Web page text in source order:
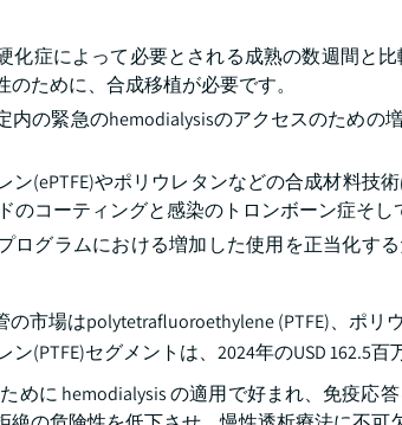
化症によって必要とされる成熟の数週間と
ために、合成移植が必要です。
内の緊急のhemodialysisのアクセスのため
ン(ePTFE)やポリウレタンなどの合成材料技
のコーティングと感染のトロンボーン症そし
ログラムにおける増加した使用を正当化す
市場はpolytetrafluoroethylene (PTFE)、ポ
(PTFE)セグメントは、2024年のUSD 162.5
めに hemodialysis の適用で好まれ、免疫